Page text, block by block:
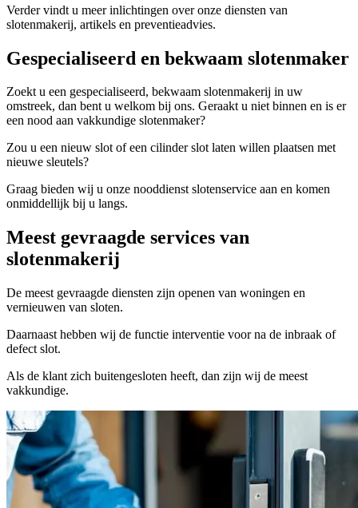
Verder vindt u meer inlichtingen over onze diensten van
slotenmakerij, artikels en preventieadvies.
Gespecialiseerd en bekwaam slotenmaker
Zoekt u een gespecialiseerd, bekwaam slotenmakerij in uw
omstreek, dan bent u welkom bij ons. Geraakt u niet binnen en is er
een nood aan vakkundige slotenmaker?
Zou u een nieuw slot of een cilinder slot laten willen plaatsen met
nieuwe sleutels?
Graag bieden wij u onze nooddienst slotenservice aan en komen
onmiddellijk bij u langs.
Meest gevraagde services van
slotenmakerij
De meest gevraagde diensten zijn openen van woningen en
vernieuwen van sloten.
Daarnaast hebben wij de functie interventie voor na de inbraak of
defect slot.
Als de klant zich buitengesloten heeft, dan zijn wij de meest
vakkundige.